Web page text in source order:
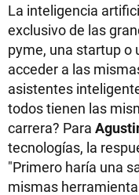
La inteligencia
exclusivo de las
pyme, una startup o
acceder a las
asistentes
todos tienen las
carrera? Para
tecnologías, la
"Primero haría una
mismas